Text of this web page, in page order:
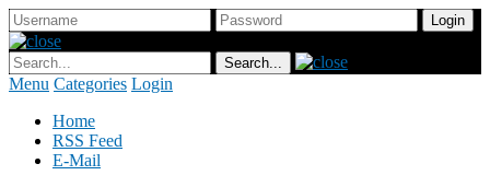
Menu Categories Login
Home
RSS Feed
E-Mail